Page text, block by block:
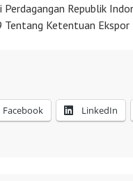
Republik
Ketentuan
Facebook LinkedIn